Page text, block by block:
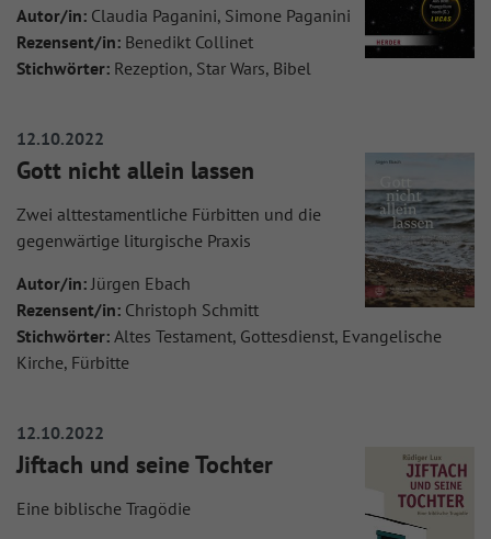
Autor/in: Claudia Paganini, Simone Paganini
Rezensent/in: Benedikt Collinet
Stichwörter: Rezeption, Star Wars, Bibel
12.10.2022
Gott nicht allein lassen
Zwei alttestamentliche Fürbitten und die
gegenwärtige liturgische Praxis
Autor/in:Jürgen Ebach
Rezensent/in: Christoph Schmitt
Stichwörter: Altes Testament, Gottesdienst, Evangelische
Kirche, Fürbitte
12.10.2022
Jiftach und seine Tochter
Eine biblische Tragödie